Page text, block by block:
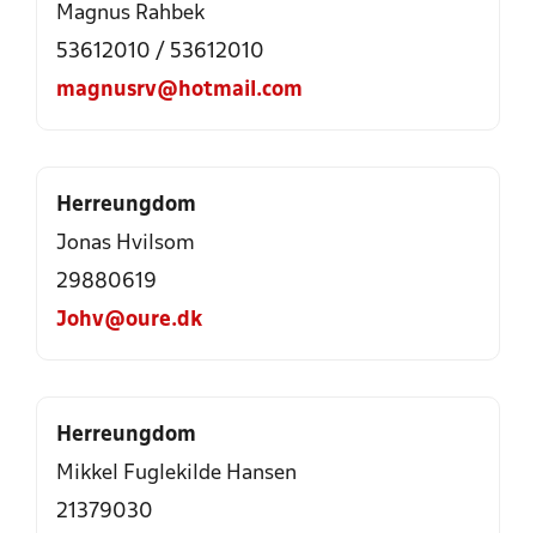
Magnus Rahbek
53612010 / 53612010
magnusrv@hotmail.com
Herreungdom
Jonas Hvilsom
29880619
Johv@oure.dk
Herreungdom
Mikkel Fuglekilde Hansen
21379030